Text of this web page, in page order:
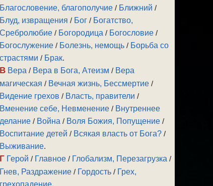
Благословение, благополучие / Ближний /
Блуд, извращения / Бог / Богатство,
Сребролюбие / Богородица / Богословие /
Богослужение / Болезнь, немощь / Борьба со
страстями / Брак.
В Вера / Вера в Бога, Атеизм / Вера
магическая / Вечная жизнь, Бессмертие /
Видение грехов / Власть, правители /
Вменение себе, Невменение / Внутреннее
делание / Война / Воля Божия, Попущение /
Воспитание детей / Всякая власть от Бога? /
Выживание.
Г Герой / Главное / Глобализм, Перезагрузка /
Гнев, Раздражение / Гордость / Грех,
грехопадение.